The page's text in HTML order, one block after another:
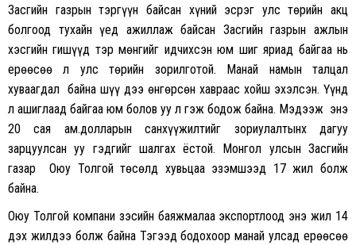
Засгийн газрын тэргүүн байсан хүний эсрэг улс төрийн акц
болгоод тухайн үед ажиллаж байсан Засгийн газрын ажлын
хэсгийн гишүүд тэр мөнгийг идчихсэн юм шиг яриад байгаа нь
ерөөсөө л улс төрийн зорилготой. Манай намын талцал
хуваагдал байна шүү дээ өнгөрсөн хавраас хойш эхэлсэн. Үүнд
л ашиглаад байгаа юм болов уу л гэж бодож байна. Мэдээж энэ
20 сая ам.долларын санхүүжилтийг зориулалтынх дагуу
зарцуулсан уу гэдгийг шалгах ёстой. Монгол улсын Засгийн
газар Оюу Толгой төсөлд хувьцаа эзэмшээд 17 жил болж
байна.
Оюу Толгой компани зэсийн баяжмалаа экспортлоод энэ жил 14
дэх жилдээ болж байна Тэгээд бодохоор манай улсад ерөөсөө